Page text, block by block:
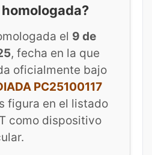
el 9 de
, fecha en la que
oficialmente bajo
PC25100117
figura en el listado
como dispositivo